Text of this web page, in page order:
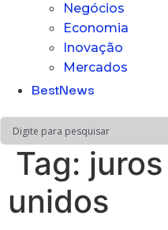
Negócios
Economia
Inovação
Mercados
BestNews
Tag:
unidos